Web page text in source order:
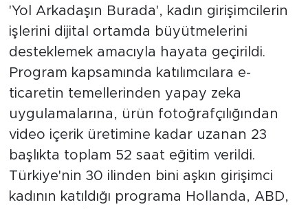
'Yol Arkadaşın Burada', kadın girişimcilerin
işlerini dijital ortamda büyütmelerini
desteklemek amacıyla hayata geçirildi.
Program kapsamında katılımcılara e-
ticaretin temellerinden yapay zeka
uygulamalarına, ürün fotoğrafçılığından
video içerik üretimine kadar uzanan 23
başlıkta toplam 52 saat eğitim verildi.
Türkiye'nin 30 ilinden bini aşkın girişimci
kadının katıldığı programa Hollanda, ABD,